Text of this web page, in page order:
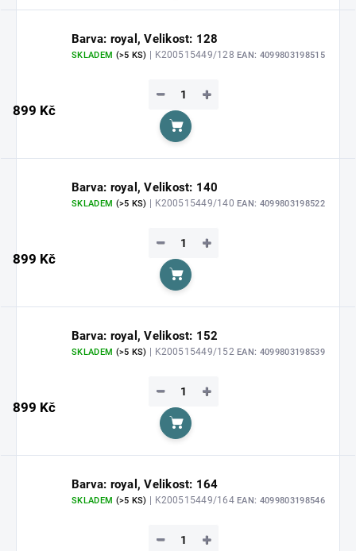
Barva: royal, Velikost: 128
SKLADEM (>5 KS) | K200515449/128EAN: 4099803198515
899 Kč
+
−
Do košíku
Barva: royal, Velikost: 140
SKLADEM (>5 KS) | K200515449/140EAN: 4099803198522
899 Kč
+
−
Do košíku
Barva: royal, Velikost: 152
SKLADEM (>5 KS) | K200515449/152EAN: 4099803198539
899 Kč
+
−
Do košíku
Barva: royal, Velikost: 164
SKLADEM (>5 KS) | K200515449/164EAN: 4099803198546
+
−